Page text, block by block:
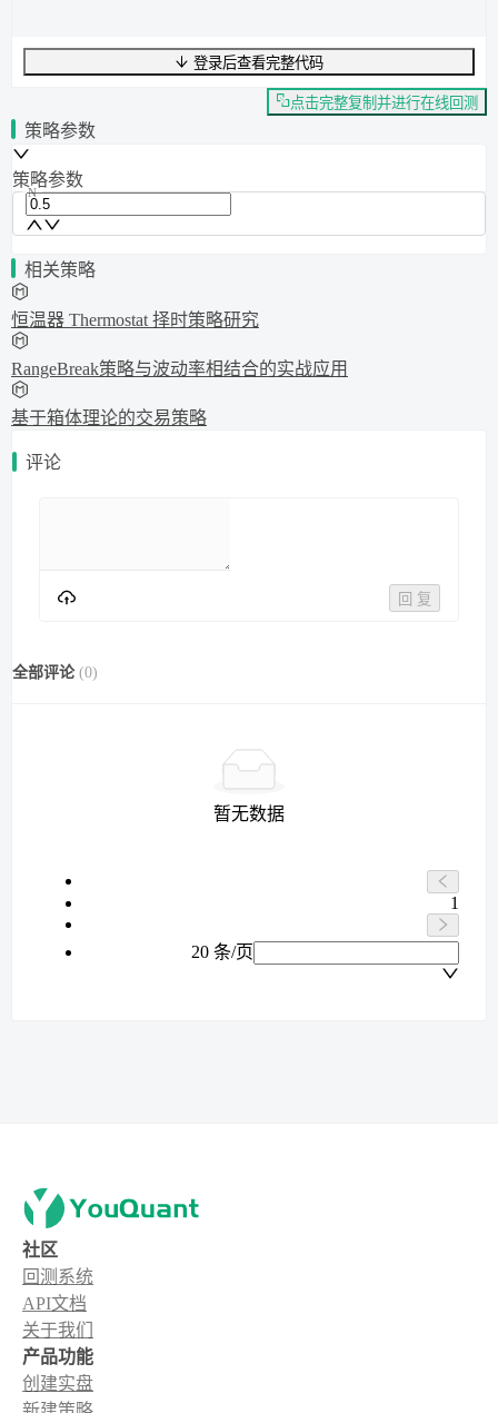
UTF-8217 字节32 字数0 行行 1,列 0
登录后查看完整代码
点击完整复制并进行在线回测
策略参数
策略参数
N
相关策略
恒温器 Thermostat 择时策略研究
RangeBreak策略与波动率相结合的实战应用
基于箱体理论的交易策略
评论
回 复
全部评论 (0)
暂无数据
1
20 条/页
社区
回测系统
API文档
关于我们
产品功能
创建实盘